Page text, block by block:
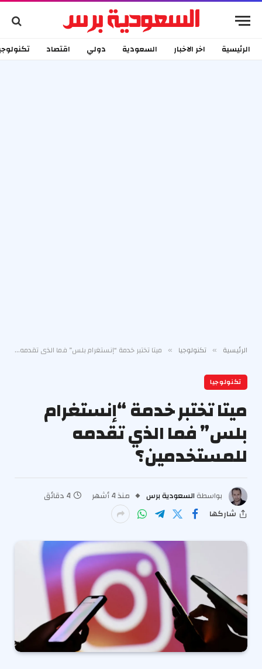
الرئيسية اخر الاخبار السعودية دولي اقتصاد
الرئيسية » تكنولوجيا » ميتا تختبر خدمة “إنستغرام بلس” فما الذي تقدمه للمستخدمين؟
تكنولوجيا
ميتا تختبر خدمة “إنستغرام
بلس” فما الذي تقدمه
للمستخدمين؟
بواسطة السعودية برس منذ 4 أشهر
4 دقائق
شاركها